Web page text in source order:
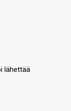
lähettää